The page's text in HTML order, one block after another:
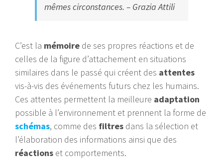
mêmes circonstances. – Grazia Attili
C’est la mémoire de ses propres réactions et de
celles de la figure d’attachement en situations
similaires dans le passé qui créent des attentes
vis-à-vis des événements futurs chez les humains.
Ces attentes permettent la meilleure adaptation
possible à l’environnement et prennent la forme de
schémas, comme des filtres dans la sélection et
l’élaboration des informations ainsi que des
réactions et comportements.